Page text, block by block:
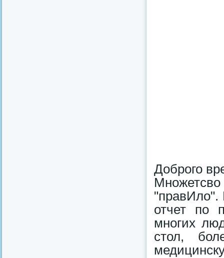
Доброго
"правИло".
отчет по
многих
стол,